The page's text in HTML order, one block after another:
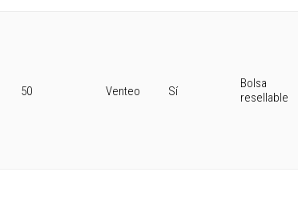
50 Venteo Sí
Bolsa
resellable